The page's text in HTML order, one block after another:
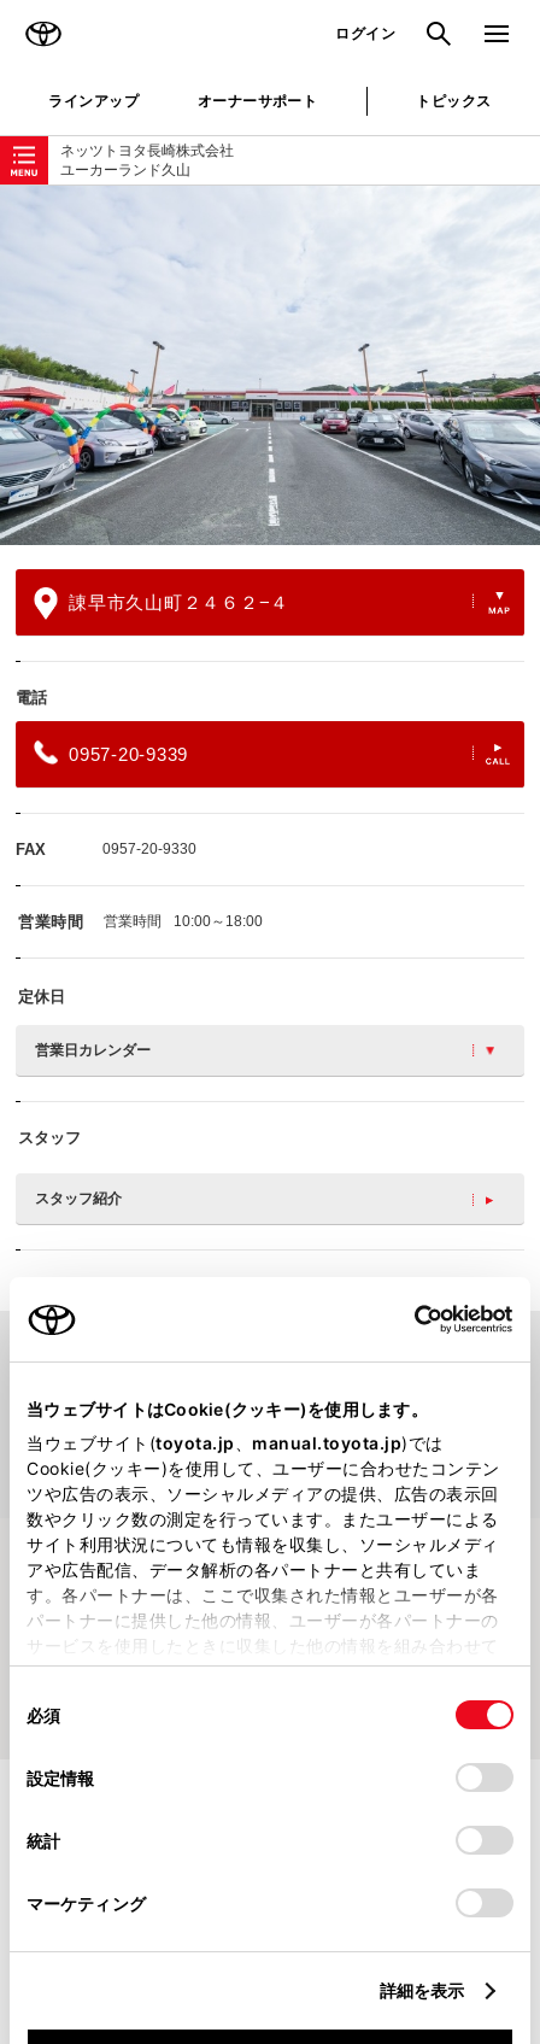
当ウェブサイトはCookie(クッキー)を使用します。
当ウェブサイト(toyota.jp manual.toyota.jp)では
Cookie(クッキー)を使用して、ユーザーに合わせたコンテン
ツや広告の表示、ソーシャルメディアの提供、広告の表示回
数やクリック数の測定を行っています。またユーザーによる
サイト利用状況についても情報を収集し、ソーシャルメディ
アや広告配信、データ解析の各パートナーと共有していま
す。各パートナーは、ここで収集された情報とユーザーが各
パートナーに提供した他の情報、ユーザーが各パートナーの
サービスを使用したときに収集した他の情報を組み合わせて
使用することがあります。当ウェブサイトの使用を続行する
デバイスにすべてのCookie(クッキー)が保存されることに同
意したことになります。Cookie(クッキー)のオプトアウト、
設定の変更、同意を撤回したりするにあたっては、当社の
「Cookie（クッキー）情報の取り扱いについて
」をご覧くだ
必須
設定情報
統計
マーケティング
詳細を表示
ログイン 検索 メニュ
ラインアップ オーナーサポート トピックス
ネッツトヨタ長崎株式会社
ユーカーランド久山
ローカルナビゲーション
諌早市久山町２４６２−４
電話
0957-20-9339
FAX 0957-20-9330
営業時間 営業時間 10:00～18:00
定休日
営業日カレンダー
スタッフ
スタッフ紹介
PICK UP
現在、掲載する記事がございません